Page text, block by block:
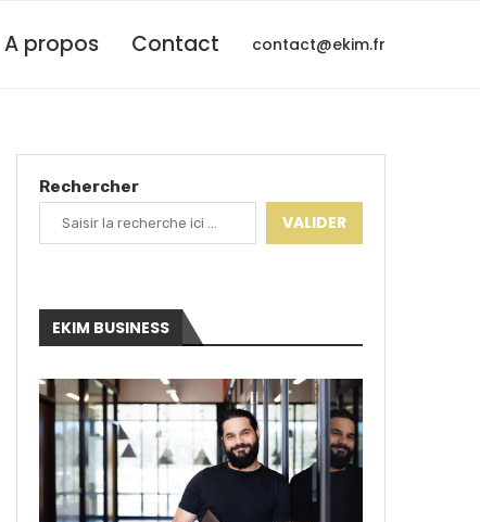
A propos Contact contact@ekim.fr
Rechercher
VALIDER
EKIM BUSINESS